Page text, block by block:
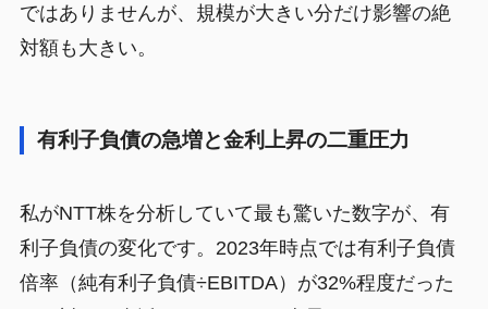
ではありませんが、規模が大きい分だけ影響の絶
対額も大きい。
有利子負債の急増と金利上昇の二重圧力
私がNTT株を分析していて最も驚いた数字が、有
利子負債の変化です。2023年時点では有利子負債
倍率（純有利子負債÷EBITDA）が32%程度だった